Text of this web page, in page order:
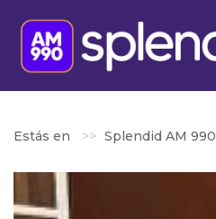
Estás en Splendid AM 990